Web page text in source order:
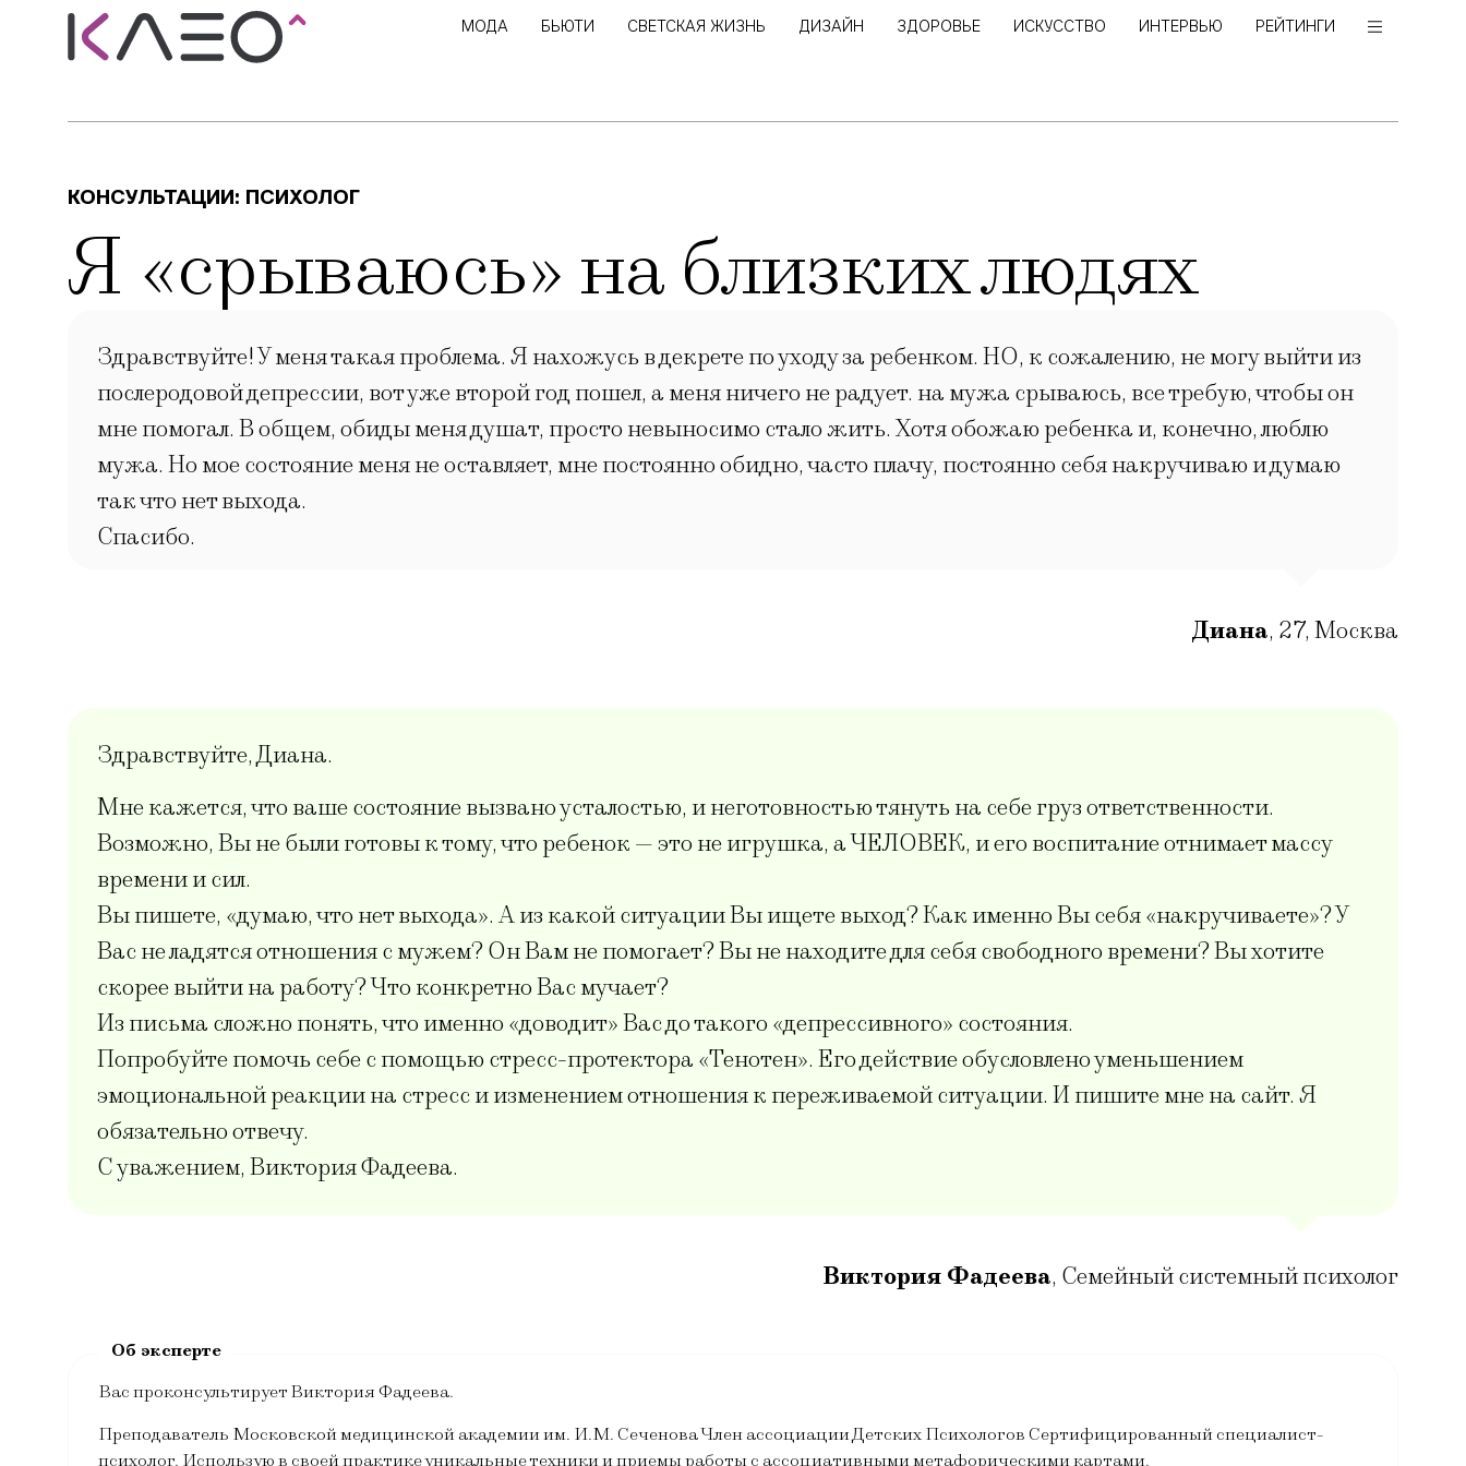
МОДА БЬЮТИ СВЕТСКАЯ ЖИЗНЬ ДИЗАЙН ЗДОРОВЬЕ ИСКУССТВО ИНТЕРВЬЮ РЕЙТИНГИ
КОНСУЛЬТАЦИИ: ПСИХОЛОГ
Я «срываюсь» на близких людях
Здравствуйте! У меня такая проблема. Я нахожусь в декрете по уходу за ребенком. НО, к сожалению, не могу выйти из
послеродовой депрессии, вот уже второй год пошел, а меня ничего не радует. на мужа срываюсь, все требую, чтобы он
мне помогал. В общем, обиды меня душат, просто невыносимо стало жить. Хотя обожаю ребенка и, конечно, люблю
мужа. Но мое состояние меня не оставляет, мне постоянно обидно, часто плачу, постоянно себя накручиваю и думаю
так что нет выхода.
Спасибо.
Диана, 27, Москва
Здравствуйте, Диана.
Мне кажется, что ваше состояние вызвано усталостью, и неготовностью тянуть на себе груз ответственности.
Возможно, Вы не были готовы к тому, что ребенок — это не игрушка, а ЧЕЛОВЕК, и его воспитание отнимает массу
времени и сил.
Вы пишете, «думаю, что нет выхода». А из какой ситуации Вы ищете выход? Как именно Вы себя «накручиваете»? У
Вас не ладятся отношения с мужем? Он Вам не помогает? Вы не находите для себя свободного времени? Вы хотите
скорее выйти на работу? Что конкретно Вас мучает?
Из письма сложно понять, что именно «доводит» Вас до такого «депрессивного» состояния.
Попробуйте помочь себе с помощью стресс-протектора «Тенотен». Его действие обусловлено уменьшением
эмоциональной реакции на стресс и изменением отношения к переживаемой ситуации. И пишите мне на сайт. Я
обязательно отвечу.
С уважением, Виктория Фадеева.
Виктория Фадеева, Семейный системный психолог
Вас проконсультирует Виктория Фадеева.
Преподаватель Московской медицинской академии им. И.М. Сеченова Член ассоциации Детских Психологов Сертифицированный специалист-
психолог. Использую в своей практике уникальные техники и приемы работы с ассоциативными метафорическими картами.